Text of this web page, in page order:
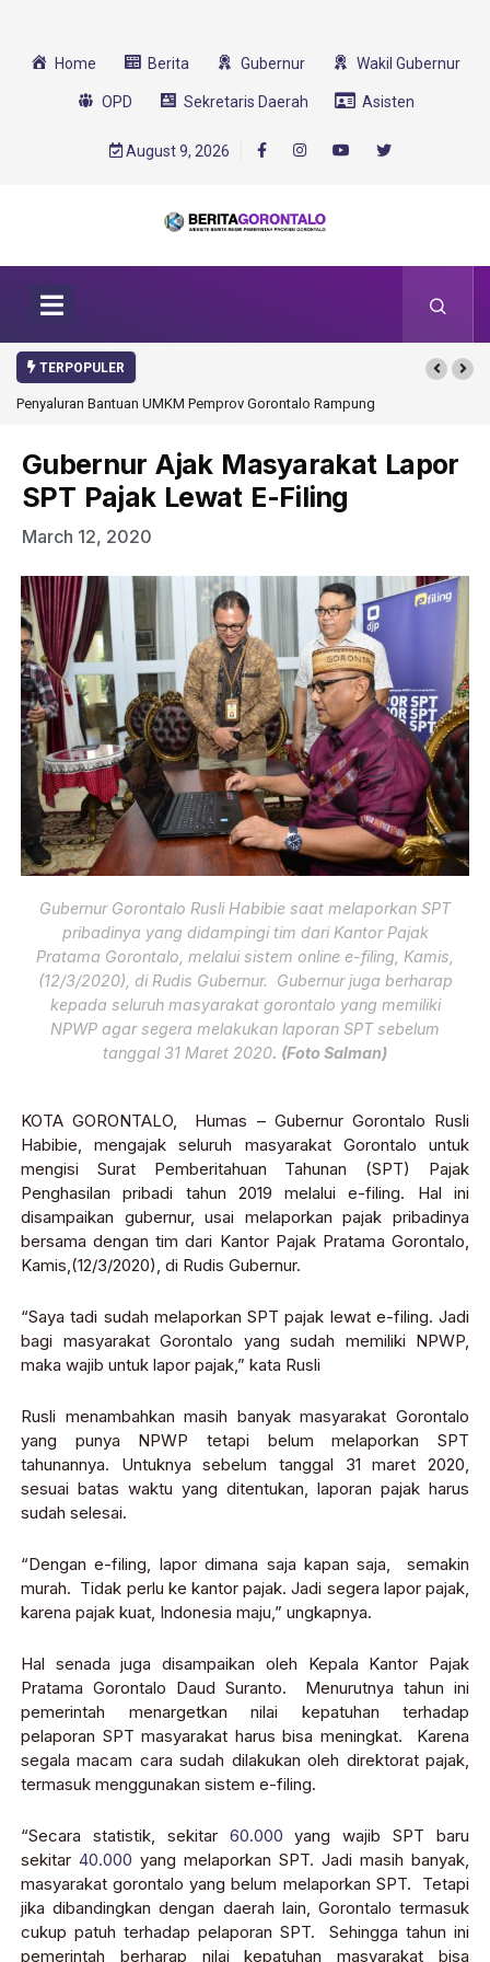
Home Berita Gubernur Wakil Gubernur
OPD Sekretaris Daerah Asisten
August 9, 2026
TERPOPULER
Penyaluran Bantuan UMKM Pemprov Gorontalo Rampung
Gubernur Ajak Masyarakat Lapor
SPT Pajak Lewat E-Filing
March 12, 2020
Gubernur Gorontalo Rusli Habibie saat melaporkan SPT
pribadinya yang didampingi tim dari Kantor Pajak
Pratama Gorontalo, melalui sistem online e-filing, Kamis,
(12/3/2020), di Rudis Gubernur. Gubernur juga berharap
kepada seluruh masyarakat gorontalo yang memiliki
NPWP agar segera melakukan laporan SPT sebelum
tanggal 31 Maret 2020. (Foto Salman)
KOTA GORONTALO, Humas – Gubernur Gorontalo Rusli
Habibie, mengajak seluruh masyarakat Gorontalo untuk
mengisi Surat Pemberitahuan Tahunan (SPT) Pajak
Penghasilan pribadi tahun 2019 melalui e-filing. Hal ini
disampaikan gubernur, usai melaporkan pajak pribadinya
bersama dengan tim dari Kantor Pajak Pratama Gorontalo,
Kamis,(12/3/2020), di Rudis Gubernur.
“Saya tadi sudah melaporkan SPT pajak lewat e-filing. Jadi
bagi masyarakat Gorontalo yang sudah memiliki NPWP,
maka wajib untuk lapor pajak,” kata Rusli
Rusli menambahkan masih banyak masyarakat Gorontalo
yang punya NPWP tetapi belum melaporkan SPT
tahunannya. Untuknya sebelum tanggal 31 maret 2020,
sesuai batas waktu yang ditentukan, laporan pajak harus
sudah selesai.
“Dengan e-filing, lapor dimana saja kapan saja, semakin
murah. Tidak perlu ke kantor pajak. Jadi segera lapor pajak,
karena pajak kuat, Indonesia maju,” ungkapnya.
Hal senada juga disampaikan oleh Kepala Kantor Pajak
Pratama Gorontalo Daud Suranto. Menurutnya tahun ini
pemerintah menargetkan nilai kepatuhan terhadap
pelaporan SPT masyarakat harus bisa meningkat. Karena
segala macam cara sudah dilakukan oleh direktorat pajak,
termasuk menggunakan sistem e-filing.
“Secara statistik, sekitar 60.000 yang wajib SPT baru
sekitar 40.000 yang melaporkan SPT. Jadi masih banyak,
masyarakat gorontalo yang belum melaporkan SPT. Tetapi
jika dibandingkan dengan daerah lain, Gorontalo termasuk
cukup patuh terhadap pelaporan SPT. Sehingga tahun ini
pemerintah berharap nilai kepatuhan masyarakat bisa